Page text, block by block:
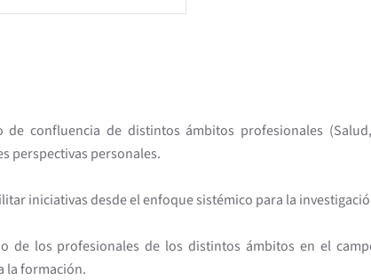
de confluencia de distintos ámbitos profesionales
perspectivas personales.
iniciativas desde el enfoque sistémico para la
de los profesionales de los distintos ámbitos en el
la formación.